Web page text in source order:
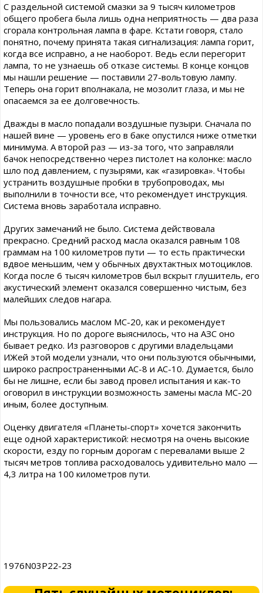
С раздельной системой смазки за 9 тысяч километров
общего пробега была лишь одна неприятность — два раза
сгорала контрольная лампа в фаре. Кстати говоря, стало
понятно, почему принята такая сигнализация: лампа горит,
когда все исправно, а не наоборот. Ведь если перегорит
лампа, то не узнаешь об отказе системы. В конце концов
мы нашли решение — поставили 27-вольтовую лампу.
Теперь она горит вполнакала, не мозолит глаза, и мы не
опасаемся за ее долговечность.
Дважды в масло попадали воздушные пузыри. Сначала по
нашей вине — уровень его в баке опустился ниже отметки
минимума. А второй раз — из-за того, что заправляли
бачок непосредственно через пистолет на колонке: масло
шло под давлением, с пузырями, как «газировка». Чтобы
устранить воздушные пробки в трубопроводах, мы
выполнили в точности все, что рекомендует инструкция.
Система вновь заработала исправно.
Других замечаний не было. Система действовала
прекрасно. Средний расход масла оказался равным 108
граммам на 100 километров пути — то есть практически
вдвое меньшим, чем у обычных двухтактных мотоциклов.
Когда после 6 тысяч километров был вскрыт глушитель, его
акустический элемент оказался совершенно чистым, без
малейших следов нагара.
Мы пользовались маслом МС-20, как и рекомендует
инструкция. Но по дороге выяснилось, что на АЗС оно
бывает редко. Из разговоров с другими владельцами
ИЖей этой модели узнали, что они пользуются обычными,
широко распространенными АС-8 и АС-10. Думается, было
бы не лишне, если бы завод провел испытания и как-то
оговорил в инструкции возможность замены масла МС-20
иным, более доступным.
Оценку двигателя «Планеты-спорт» хочется закончить
еще одной характеристикой: несмотря на очень высокие
скорости, езду по горным дорогам с перевалами выше 2
тысяч метров топлива расходовалось удивительно мало —
4,3 литра на 100 километров пути.
1976N03P22-23